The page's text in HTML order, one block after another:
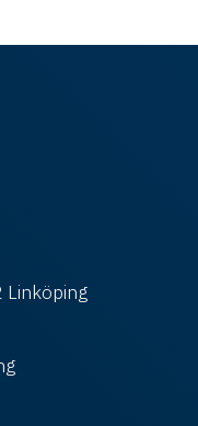
Linköping